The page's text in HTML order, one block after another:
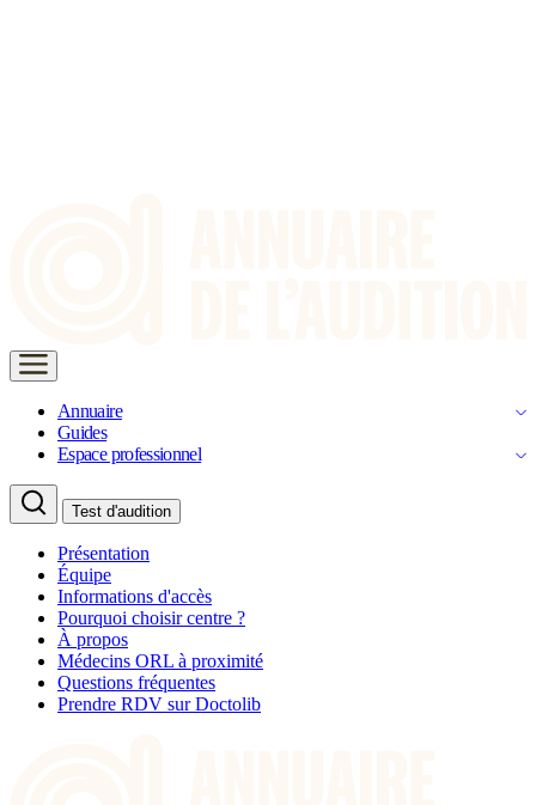
Annuaire
Guides
Espace professionnel
Test d'audition
Présentation
Équipe
Informations d'accès
Pourquoi choisir centre ?
À propos
Médecins ORL à proximité
Questions fréquentes
Prendre RDV sur Doctolib